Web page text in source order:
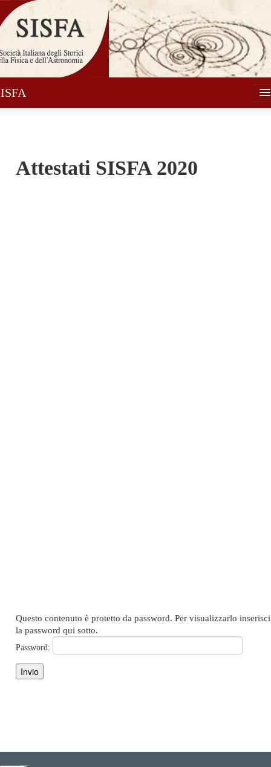
Attività
Attestati SISFA 2020
Questo contenuto è protetto da password. Per visualizzarlo inserisci
la password qui sotto.
Password: